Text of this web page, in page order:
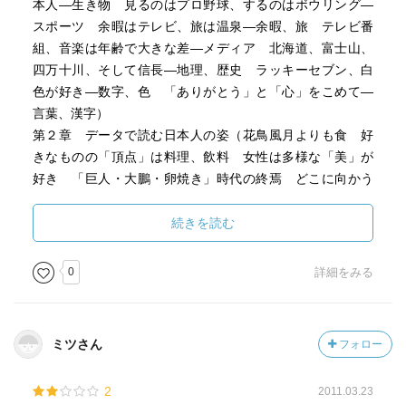
本人―生き物 見るのはプロ野球、するのはボウリング―
スポーツ 余暇はテレビ、旅は温泉―余暇、旅 テレビ番
組、音楽は年齢で大きな差―メディア 北海道、富士山、
四万十川、そして信長―地理、歴史 ラッキーセブン、白
色が好き―数字、色 「ありがとう」と「心」をこめて―
言葉、漢字）
第２章 データで読む日本人の姿（花鳥風月よりも食 好
きなものの「頂点」は料理、飲料 女性は多様な「美」が
好き 「巨人・大鵬・卵焼き」時代の終焉 どこに向かう
［ ＰＯＰ ］
☆☆☆☆☆☆☆ おすすめ度
☆☆☆☆☆☆☆ ストーリー
続きを読む
0 詳細をみる
ミツさん フォロー
2 2011.03.23